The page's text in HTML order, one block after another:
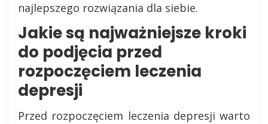
najlepszego rozwiązania dla siebie.
Jakie są najważniejsze kroki
do podjęcia przed
rozpoczęciem leczenia
depresji
Przed rozpoczęciem leczenia depresji warto